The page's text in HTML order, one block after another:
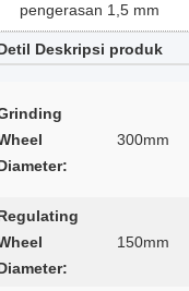
pengerasan 1,5 mm
Deskripsi produk
300mm
150mm